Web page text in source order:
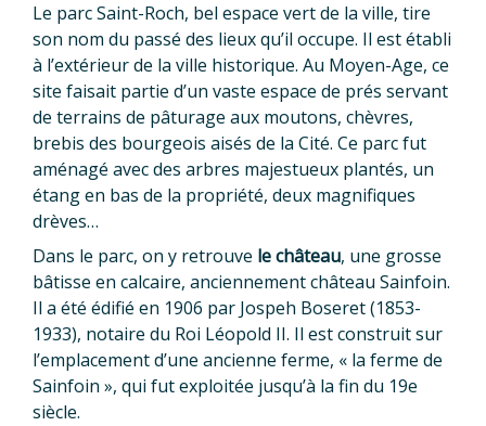
Le parc Saint-Roch, bel espace vert de la ville, tire
son nom du passé des lieux qu’il occupe. Il est établi
à l’extérieur de la ville historique. Au Moyen-Age, ce
site faisait partie d’un vaste espace de prés servant
de terrains de pâturage aux moutons, chèvres,
brebis des bourgeois aisés de la Cité. Ce parc fut
aménagé avec des arbres majestueux plantés, un
étang en bas de la propriété, deux magnifiques
drèves…
Dans le parc, on y retrouve le château, une grosse
bâtisse en calcaire, anciennement château Sainfoin.
Il a été édifié en 1906 par Jospeh Boseret (1853-
1933), notaire du Roi Léopold II. Il est construit sur
l’emplacement d’une ancienne ferme, « la ferme de
Sainfoin », qui fut exploitée jusqu’à la fin du 19e
siècle.